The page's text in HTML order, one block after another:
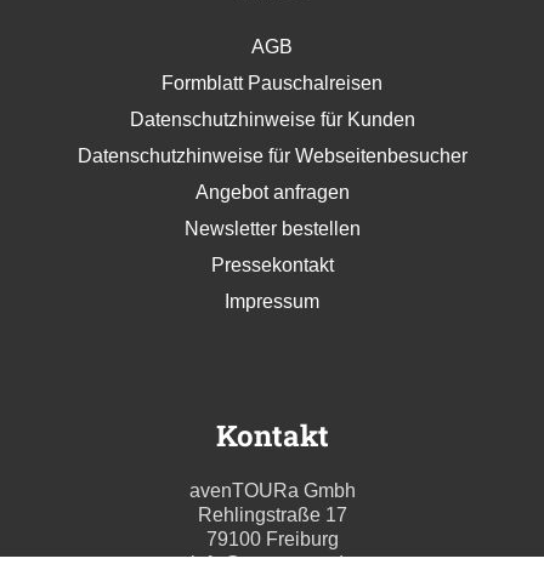
AGB
Formblatt Pauschalreisen
Datenschutzhinweise für Kunden
Datenschutzhinweise für Webseitenbesucher
Angebot anfragen
Newsletter bestellen
Pressekontakt
Impressum
Kontakt
avenTOURa Gmbh
Rehlingstraße 17
79100 Freiburg